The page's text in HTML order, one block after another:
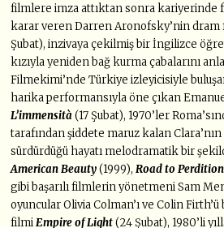
filmlere imza attıktan sonra kariyerinde
karar veren Darren Aronofsky’nin
Şubat), inzivaya çekilmiş bir İngilizce
kızıyla yeniden bağ kurma çabalarını
Filmekimi’nde Türkiye izleyicisiyle
harika performansıyla öne çıkan
L’immensità (17 Şubat), 1970’ler
tarafından şiddete maruz kalan
sürdürdüğü hayatı melodramatik bir
American Beauty(1999),Road to Perdition
gibi başarılı filmlerin yönetmeni Sam
oyuncular Olivia Colman’ı ve Colin
filmiEmpire of Light(24 Şubat), 1980’li